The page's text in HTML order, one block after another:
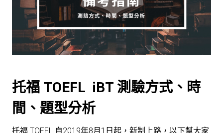
托福 TOEFL iBT 測驗方式、時
間、題型分析
托福 TOEFL 自2019年8月1日起，新制上路，以下幫大家